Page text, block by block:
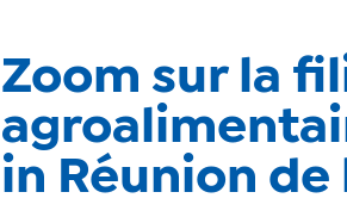
Zoom sur la
in Réunion de